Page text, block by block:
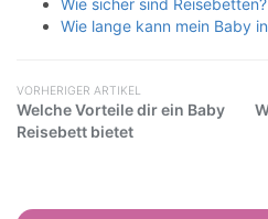
Wie sicher sind Reisebetten?
Wie lange kann mein Baby
VORHERIGER ARTIKEL
Welche Vorteile dir ein Baby
Reisebett bietet